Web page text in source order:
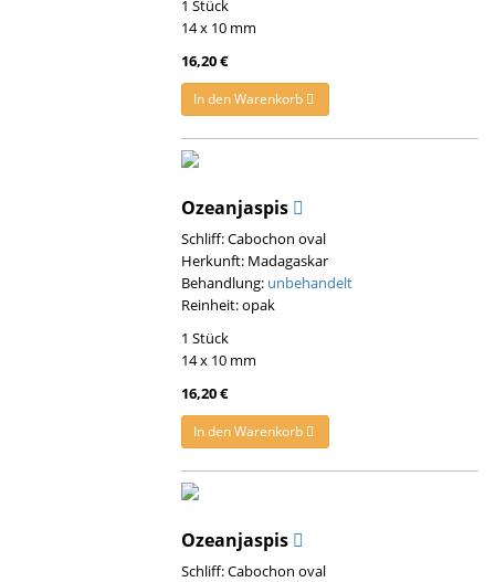
1 Stück
14 x 10 mm
16,20 €
In den Warenkorb
Ozeanjaspis
Schliff: Cabochon oval
Herkunft: Madagaskar
Behandlung: unbehandelt
Reinheit: opak
1 Stück
14 x 10 mm
16,20 €
In den Warenkorb
Ozeanjaspis
Schliff: Cabochon oval